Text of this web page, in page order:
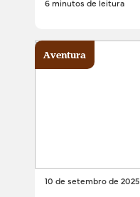
6 minutos de leitura
10 de setembro de 2025
Aventura